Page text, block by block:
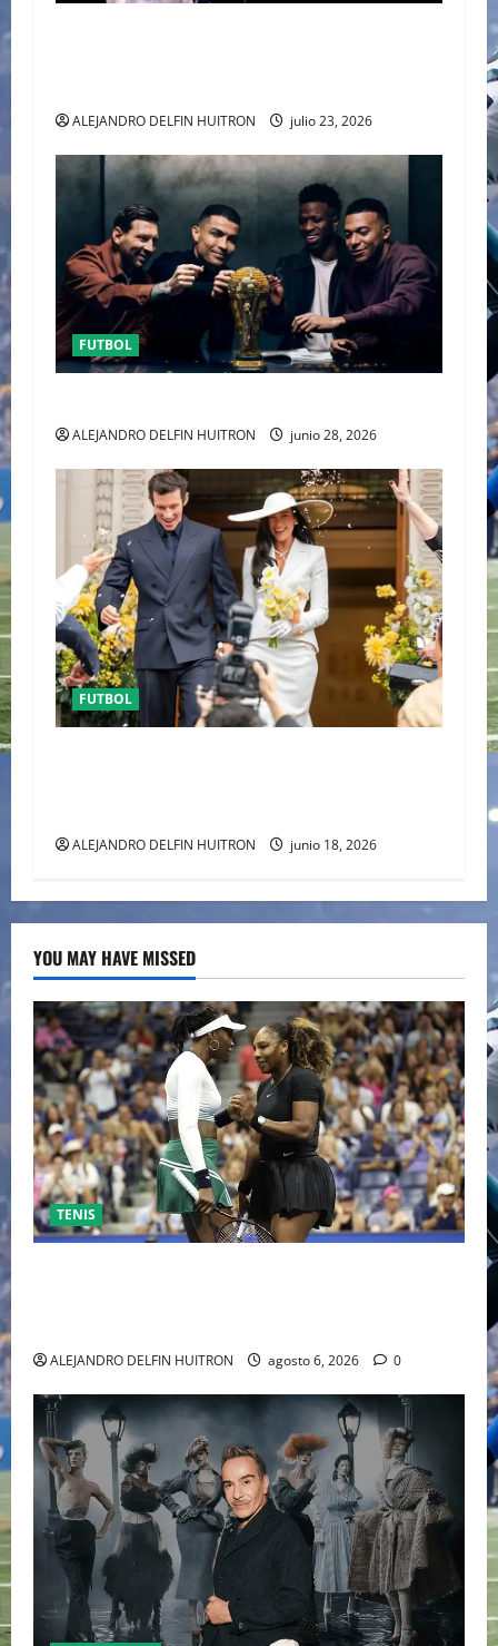
ALEJANDRO DELFIN HUITRON julio 23, 2026
FUTBOL
ALEJANDRO DELFIN HUITRON junio 28, 2026
FUTBOL
ALEJANDRO DELFIN HUITRON junio 18, 2026
YOU MAY HAVE MISSED
TENIS
ALEJANDRO DELFIN HUITRON agosto 6, 2026 0